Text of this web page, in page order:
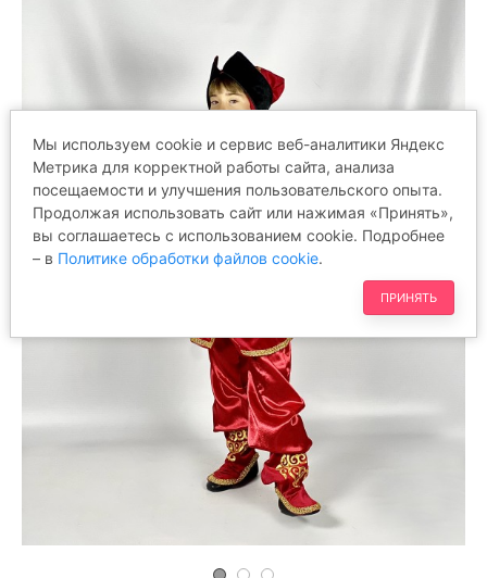
Мы используем cookie и сервис веб-аналитики Яндекс
Метрика для корректной работы сайта, анализа
посещаемости и улучшения пользовательского опыта.
Продолжая использовать сайт или нажимая «Принять»,
вы соглашаетесь с использованием cookie. Подробнее
– в Политике обработки файлов cookie.
ПРИНЯТЬ